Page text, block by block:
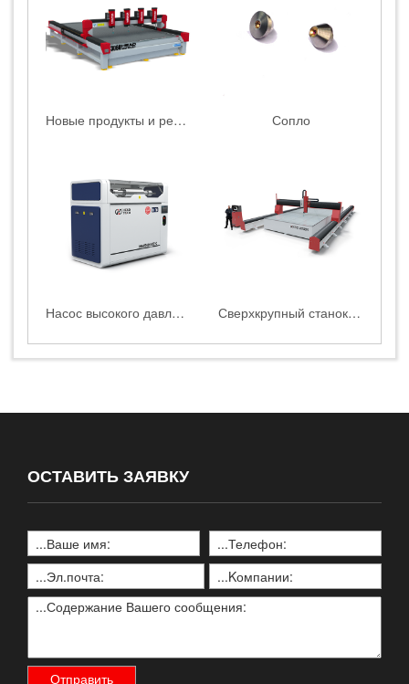
Новые продукты и решения Сопло
‌Насос высокого давления серии C Сверхкрупный станок для гидроабразивной резки HEAD WATERJET | HEAD2060|2080|3080|20120BA
ОСТАВИТЬ ЗАЯВКУ